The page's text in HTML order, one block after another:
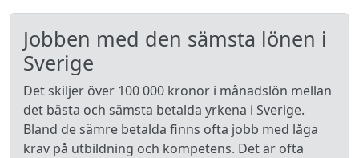
Jobben med den sämsta lönen i
Sverige
Det skiljer över 100 000 kronor i månadslön mellan
det bästa och sämsta betalda yrkena i Sverige.
Bland de sämre betalda finns ofta jobb med låga
krav på utbildning och kompetens. Det är ofta